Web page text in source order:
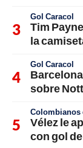
Gol Caracol
Tim
la
Gol Caracol
sobre
Colombianos
Vélez le
con gol